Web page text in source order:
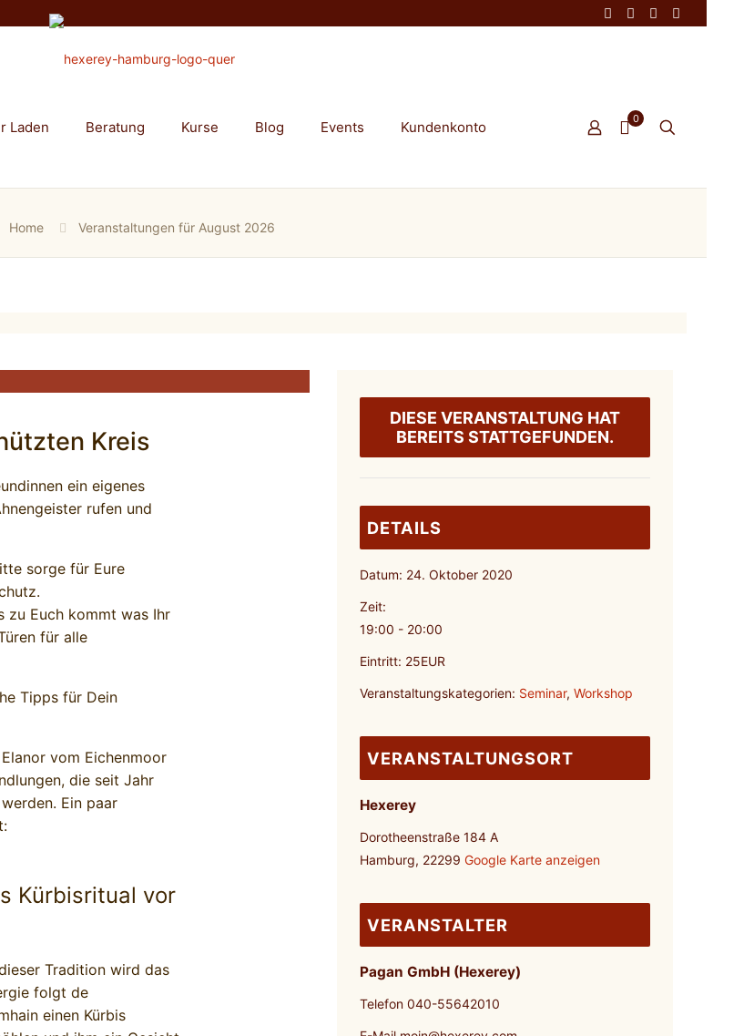
Laden Beratung Kurse Blog Events Kundenkonto 0
Home Veranstaltungen für August 2026
Kreis
ein eigenes
rufen und
sorge für Eure
zu Euch kommt was Ihr
für alle
Tipps für Dein
vom Eichenmoor
die seit Jahr
Ein paar
Kürbisritual vor
Tradition wird das
folgt de
einen Kürbis
DIESE VERANSTALTUNG HAT
BEREITS STATTGEFUNDEN.
DETAILS
Datum: 24. Oktober 2020
Zeit:
19:00 - 20:00
Eintritt: 25EUR
Veranstaltungskategorien: Seminar,Workshop
VERANSTALTUNGSORT
Hexerey
Dorotheenstraße 184 A
Hamburg, 22299 Google Karte anzeigen
VERANSTALTER
Pagan GmbH (Hexerey)
Telefon040-55642010